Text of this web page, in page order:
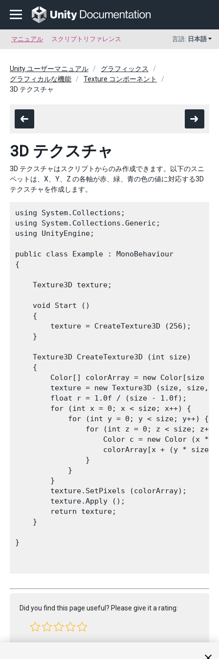
マニュアル スクリプトリファレンス 言語: 日本語
Unity ユーザーマニュアル
グラフィックス
グラフィカルな機能
Texture コンポーネント
3D テクスチャ
3D テクスチャ
3D テクスチャはスクリプトからのみ作成できます。以下のスニ
ペットは、X、Y、Z の各軸が赤、緑、青の色の値に対応する3D
テクスチャを作成します。
using System.Collections;
using System.Collections.Generic;
using UnityEngine;
public class Example : MonoBehaviour
{
    Texture3D texture;
    void Start ()
    {
        texture = CreateTexture3D (256);
    }
    Texture3D CreateTexture3D (int size)
    {
Color[] colorArray = new Color[size *
texture = new Texture3D (size, size,
        float r = 1.0f / (size - 1.0f);
        for (int x = 0; x < size; x++) {
            for (int y = 0; y < size; y++) {
for (int z = 0; z < size;
Color c = new Color (x *
colorArray[x + (y * size)
                }
            }
        }
        texture.SetPixels (colorArray);
        texture.Apply ();
        return texture;
    }
}
Did you find this page useful? Please give it a rating: